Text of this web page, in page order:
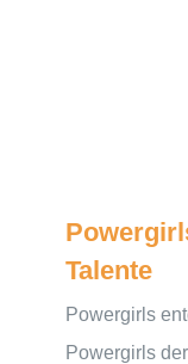
Talente
Powergirls
Powergirls